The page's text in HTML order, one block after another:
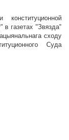
в газетах "Звязда"
сходу
Суда